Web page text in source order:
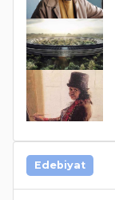
Edebiyat